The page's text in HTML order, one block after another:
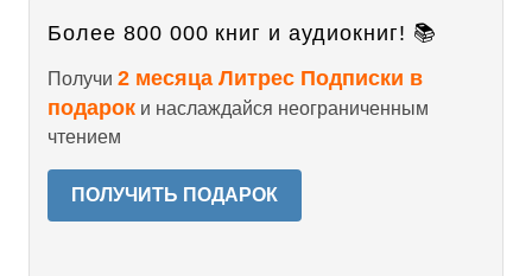
Более 800 000 книг и аудиокниг! 📚
Получи 2 месяца Литрес Подписки в
подарок и наслаждайся неограниченным
чтением
ПОЛУЧИТЬ ПОДАРОК